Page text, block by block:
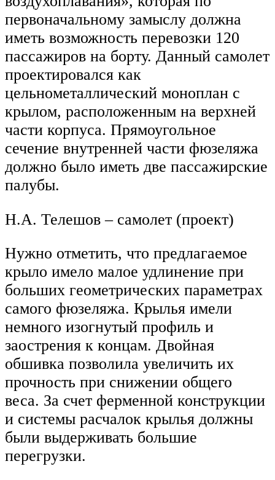
первоначальному замыслу должна
иметь возможность перевозки 120
пассажиров на борту. Данный самолет
проектировался как
цельнометаллический моноплан с
крылом, расположенным на верхней
части корпуса. Прямоугольное
сечение внутренней части фюзеляжа
должно было иметь две пассажирские
палубы.
Н.А. Телешов – самолет (проект)
Нужно отметить, что предлагаемое
крыло имело малое удлинение при
больших геометрических параметрах
самого фюзеляжа. Крылья имели
немного изогнутый профиль и
заострения к концам. Двойная
обшивка позволила увеличить их
прочность при снижении общего
веса. За счет ферменной конструкции
и системы расчалок крылья должны
были выдерживать большие
перегрузки.